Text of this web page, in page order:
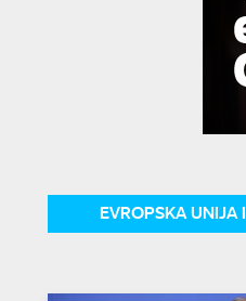
EVROPSKA UNIJA